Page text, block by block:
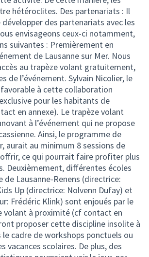
hétéroclites. Des partenariats : Il
des partenariats avec les
envisageons ceux-ci notamment,
suivantes : Premièrement en
de Lausanne sur Mer. Nous
au trapèze volant gratuitement,
de l’événement. Sylvain Nicolier, le
à cette collaboration
pour les habitants de
en annexe). Le trapèze volant
à l’événement qui ne propose
Ainsi, le programme de
aurait au minimum 8 sessions de
ce qui pourrait faire profiter plus
Deuxièmement, différentes écoles
de Lausanne-Renens (directrice:
Up (directrice: Nolvenn Dufay) et
Frédéric Klink) sont enjoués par le
volant à proximité (cf contact en
proposer cette discipline insolite à
le cadre de workshops ponctuels ou
vacances scolaires. De plus, des